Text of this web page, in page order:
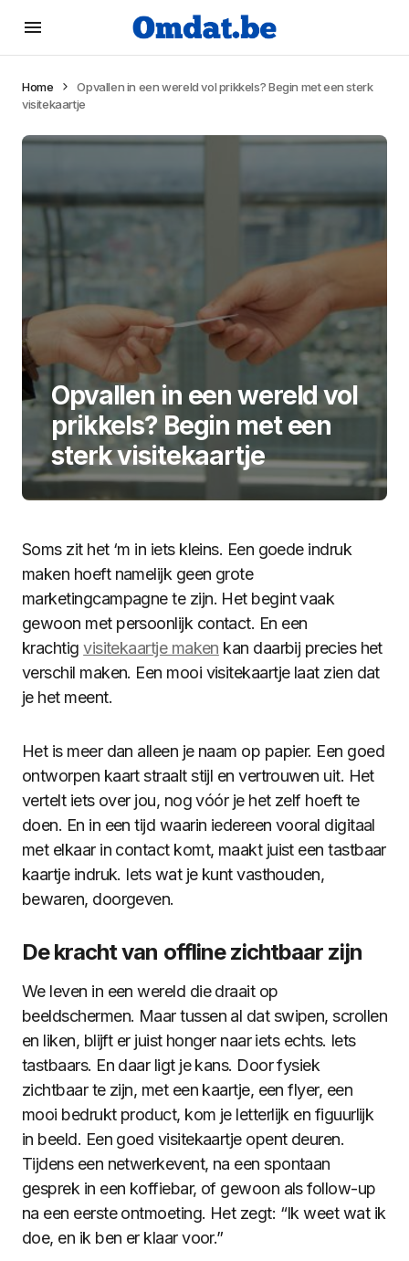
Home
Opvallen in een wereld vol prikkels? Begin met een sterk
visitekaartje
Opvallen in een wereld vol
prikkels? Begin met een
sterk visitekaartje
Soms zit het ‘m in iets kleins. Een goede indruk
maken hoeft namelijk geen grote
marketingcampagne te zijn. Het begint vaak
gewoon met persoonlijk contact. En een
krachtigvisitekaartje maken kan daarbij precies het
verschil maken. Een mooi visitekaartje laat zien dat
je het meent.
Het is meer dan alleen je naam op papier. Een goed
ontworpen kaart straalt stijl en vertrouwen uit. Het
vertelt iets over jou, nog vóór je het zelf hoeft te
doen. En in een tijd waarin iedereen vooral digitaal
met elkaar in contact komt, maakt juist een tastbaar
kaartje indruk. Iets wat je kunt vasthouden,
bewaren, doorgeven.
De kracht van offline zichtbaar zijn
We leven in een wereld die draait op
beeldschermen. Maar tussen al dat swipen, scrollen
en liken, blijft er juist honger naar iets echts. Iets
tastbaars. En daar ligt je kans. Door fysiek
zichtbaar te zijn, met een kaartje, een flyer, een
mooi bedrukt product, kom je letterlijk en figuurlijk
in beeld. Een goed visitekaartje opent deuren.
Tijdens een netwerkevent, na een spontaan
gesprek in een koffiebar, of gewoon als follow-up
na een eerste ontmoeting. Het zegt: “Ik weet wat ik
doe, en ik ben er klaar voor.”